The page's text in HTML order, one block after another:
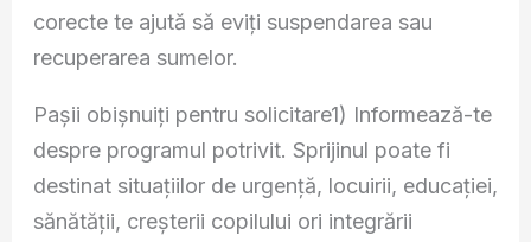
corecte te ajută să eviți suspendarea sau
recuperarea sumelor.
Pașii obișnuiți pentru solicitare1) Informează-te
despre programul potrivit. Sprijinul poate fi
destinat situațiilor de urgență, locuirii, educației,
sănătății, creșterii copilului ori integrării